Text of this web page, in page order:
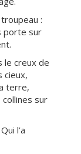
:
porte sur
le creux de
cieux,
terre,
sur
l’a